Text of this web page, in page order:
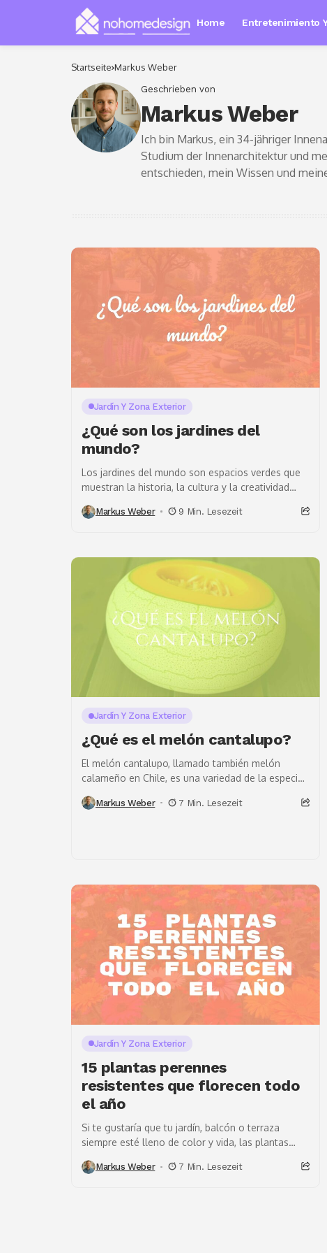
Home Entretenimiento
Startseite Markus Weber
Geschrieben von
Markus Weber
Ich bin Markus, ein 34-jähriger
Studium der Innenarchitektur und
entschieden, mein Wissen und
Jardín Y Zona Exterior
¿Qué son los jardines del
mundo?
Los jardines del mundo son espacios verdes que
muestran la historia, la cultura y la creatividad
Markus Weber 9 Min. Lesezeit
Jardín Y Zona Exterior
¿Qué es el melón cantalupo?
El melón cantalupo, llamado también melón
calameño en Chile, es una variedad de la especie
Markus Weber 7 Min. Lesezeit
Jardín Y Zona Exterior
15 plantas perennes
resistentes que florecen todo
el año
Si te gustaría que tu jardín, balcón o terraza
siempre esté lleno de color y vida, las plantas
constantemente...
Markus Weber 7 Min. Lesezeit